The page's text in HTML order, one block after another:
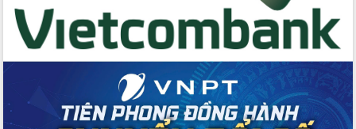
lượng các tiêu chí nông thôn mới
Công bố quyết định của Ban Thường
vụ Tỉnh ủy về công tác cán bộ
Nâng cao trách nhiệm người đứng
đầu, phát huy tinh thần chủ động,
sáng tạo để đảm bảo tiến độ giải ngân
vốn đầu tư công năm 2025